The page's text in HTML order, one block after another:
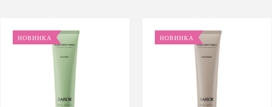
НОВИНКА НОВИНКА